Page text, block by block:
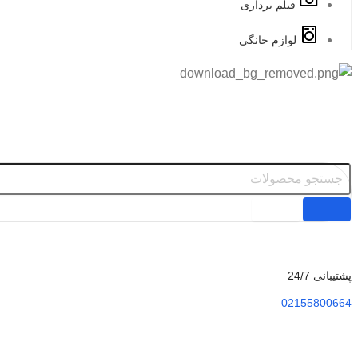
فیلم برداری
لوازم خانگی
پشتیبانی 24/7
02155800664